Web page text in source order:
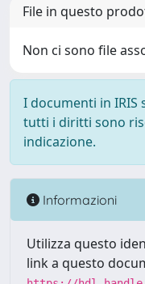
File in questo
Non ci sono file
I documenti in
tutti i diritti sono
indicazione.
Informazioni
Utilizza questo
link a questo